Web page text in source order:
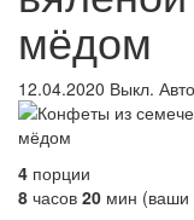
мёдом
12.04.2020 Выкл.
4 порции
8 часов 20 мин (ваши